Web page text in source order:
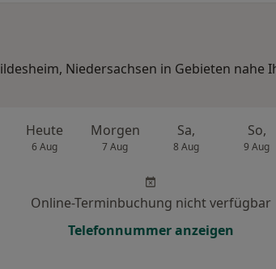
Niedersachsen in Gebieten nahe
Heute
6 Aug
Morgen
7 Aug
Sa,
8 Aug
So,
9 Aug
Online-Terminbuchung nicht verfügbar
Telefonnummer anzeigen